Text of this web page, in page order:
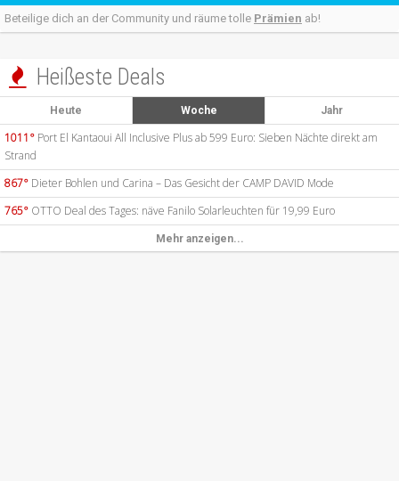
Beteilige dich an der Community und räume tolle Prämien ab!
 Heißeste Deals
Heute Woche Jahr
1011° Port El Kantaoui All Inclusive Plus ab 599 Euro: Sieben Nächte direkt am
Strand
867° Dieter Bohlen und Carina – Das Gesicht der CAMP DAVID Mode
765° OTTO Deal des Tages: näve Fanilo Solarleuchten für 19,99 Euro
Mehr anzeigen...